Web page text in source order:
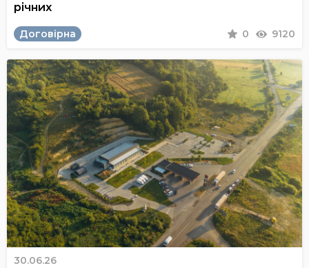
річних
Договірна 0 9120
30.06.26